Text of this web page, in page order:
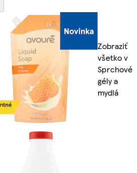
Zobraziť
všetko v
Sprchové
gély a
mydlá